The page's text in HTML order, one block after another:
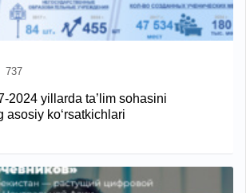
737
2024 yillarda ta’lim sohasini
asosiy ko‘rsatkichlari